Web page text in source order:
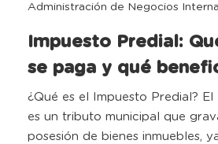
Administración de Negocios
Impuesto Predial:
se paga y qué
¿Qué es el Impuesto Predial?
es un tributo municipal que
posesión de bienes inmuebles,